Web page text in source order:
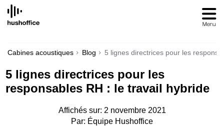
SKIP
CONTENT
Cabines acoustiques Blog 5 lignes directrices pour les
5 lignes directrices pour les
responsables RH : le travail hybride
Affichés sur: 2 novembre 2021
Par: Équipe Hushoffice